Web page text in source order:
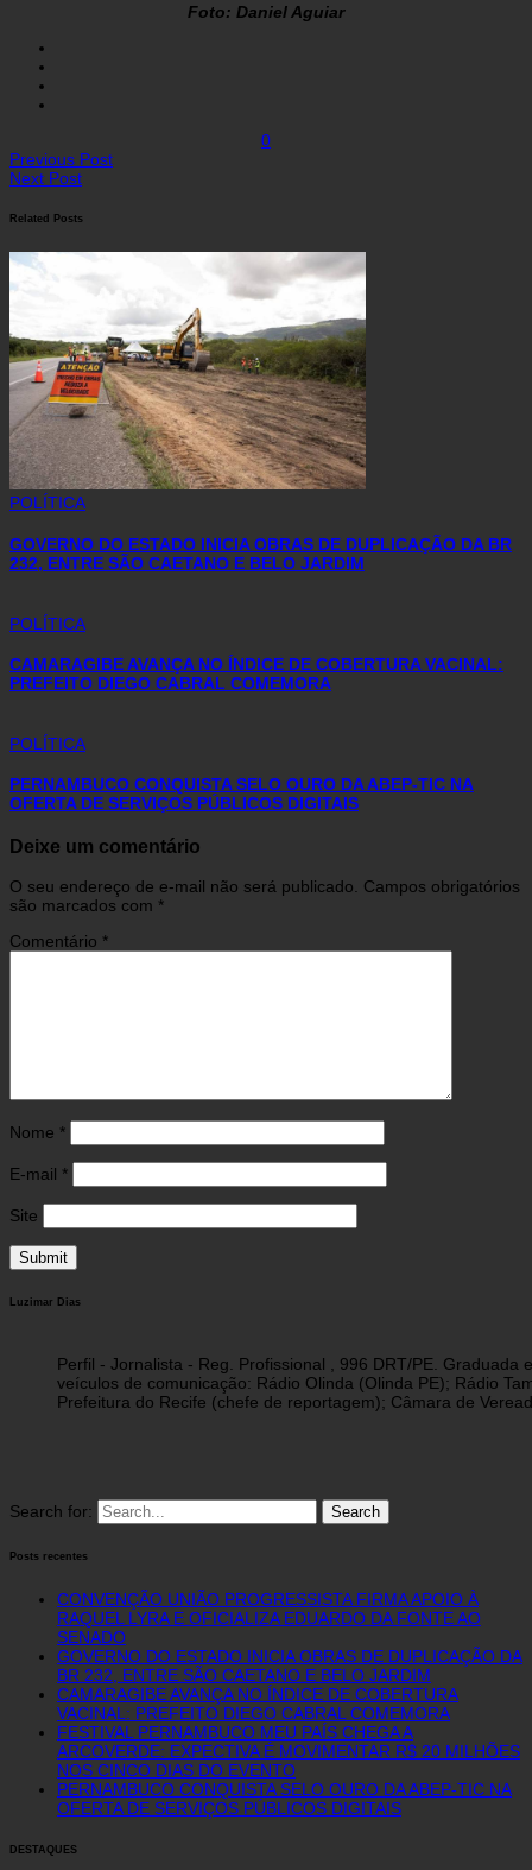
Foto: Daniel Aguiar
0
Previous Post
Next Post
Related Posts
POLÍTICA
GOVERNO DO ESTADO INICIA OBRAS DE DUPLICAÇÃO DA BR
232, ENTRE SÃO CAETANO E BELO JARDIM
POLÍTICA
CAMARAGIBE AVANÇA NO ÍNDICE DE COBERTURA VACINAL:
PREFEITO DIEGO CABRAL COMEMORA
POLÍTICA
PERNAMBUCO CONQUISTA SELO OURO DA ABEP-TIC NA
OFERTA DE SERVIÇOS PÚBLICOS DIGITAIS
Deixe um comentário
O seu endereço de e-mail não será publicado. Campos obrigatórios
são marcados com *
Comentário *
Nome *
E-mail *
Site
Luzimar Dias
Perfil - Jornalista - Reg. Profissional , 996 DRT/PE.
veículos de comunicação: Rádio Olinda (Olinda PE); Rádio
Prefeitura do Recife (chefe de reportagem); Câmara de
Search for:
Posts recentes
CONVENÇÃO UNIÃO PROGRESSISTA FIRMA APOIO À
RAQUEL LYRA E OFICIALIZA EDUARDO DA FONTE AO
SENADO
GOVERNO DO ESTADO INICIA OBRAS DE DUPLICAÇÃO DA
BR 232, ENTRE SÃO CAETANO E BELO JARDIM
CAMARAGIBE AVANÇA NO ÍNDICE DE COBERTURA
VACINAL: PREFEITO DIEGO CABRAL COMEMORA
FESTIVAL PERNAMBUCO MEU PAÍS CHEGA A
ARCOVERDE: EXPECTIVA É MOVIMENTAR R$ 20 MILHÕES
NOS CINCO DIAS DO EVENTO
PERNAMBUCO CONQUISTA SELO OURO DA ABEP-TIC NA
OFERTA DE SERVIÇOS PÚBLICOS DIGITAIS
DESTAQUES